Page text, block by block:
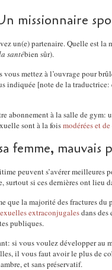
missionnaire
un(e) partenaire. Quelle est
santébien sûr).
mettez à l’ouvrage pour
indiquée [note de la traductrice:
abonnement à la salle de gym:
sont à la foismodérées et
femme, mauvais
peuvent s’avérer meilleures
surtout si ces dernières ont lieu
que la majorité des fractures du
extraconjugalesdans
publiques.
si vous voulez développer au
il vous faut avoir le plus de
et sans préservatif.